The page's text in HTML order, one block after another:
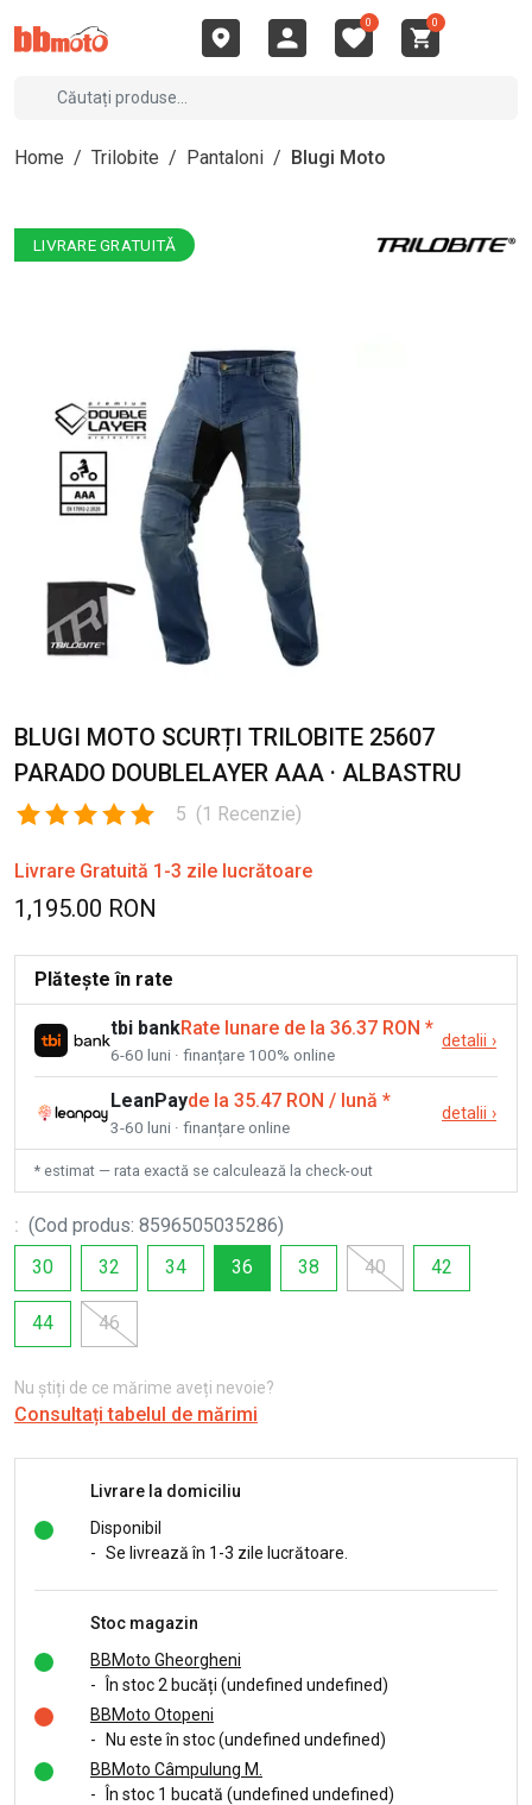
0 0
Home / Trilobite / Pantaloni / Blugi Moto
LIVRARE GRATUITĂ
BLUGI MOTO SCURȚI TRILOBITE 25607
PARADO DOUBLELAYER AAA · ALBASTRU
5 (1 Recenzie)
Livrare Gratuită 1-3 zile lucrătoare
1,195.00 RON
Plătește în rate
tbi bankRate lunare de la 36.37 RON *
6-60 luni · finanțare 100% online
detalii ›
LeanPayde la 35.47 RON / lună *
3-60 luni · finanțare online
detalii ›
* estimat — rata exactă se calculează la check-out
: (Cod produs: 8596505035286)
30
32 34 36 38 40 42
44 46
Nu știți de ce mărime aveți nevoie?
Consultați tabelul de mărimi
Livrare la domiciliu
Disponibil
- Se livrează în 1-3 zile lucrătoare.
Stoc magazin
BBMoto Gheorgheni
-
În stoc 2 bucăți (undefined undefined)
BBMoto Otopeni
- Nu este în stoc (undefined undefined)
BBMoto Câmpulung M.
-
În stoc 1 bucată (undefined undefined)